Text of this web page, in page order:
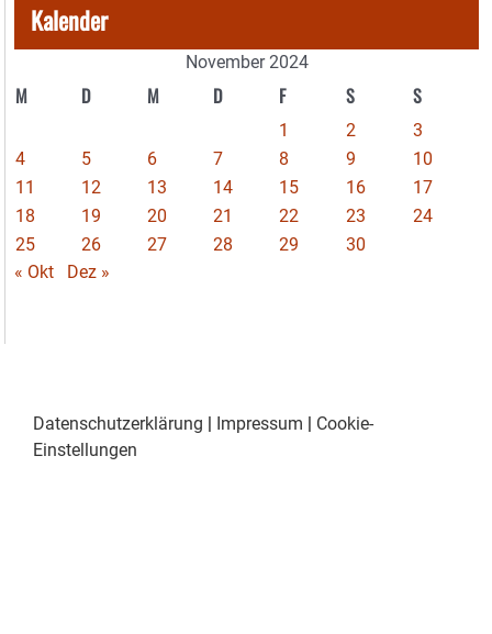
Kalender
November 2024
M D M D F S S
1 2
3
4
5 6 7 8 9
10
11
12 13 14 15 16
17
18
19 20 21 22 23
24
25
26 27 28 29
30
« Okt
Dez »
Datenschutzerklärung | Impressum | Cookie-
Einstellungen